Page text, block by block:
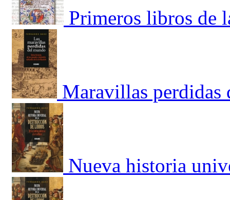
Primeros libros de
Maravillas perdidas
Nueva historia